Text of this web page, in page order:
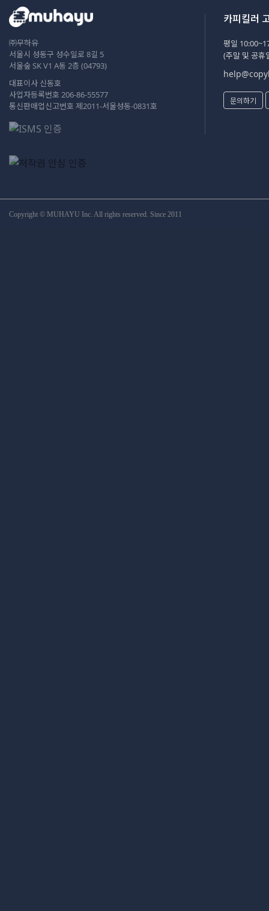
㈜무하유
서울시 성동구 성수일로 8길 5
서울숲 SK V1 A동 2층 (04793)
대표이사 신동호
사업자등록번호 206-86-55577
통신판매업신고번호 제2011-서울성동-0831호
카피킬러
평일
(주말 및 공휴
문의하기
Copyright © MUHAYU Inc. All rights reserved. Since 2011